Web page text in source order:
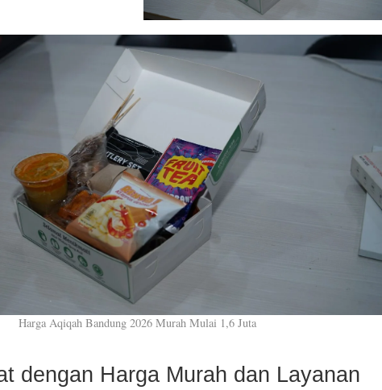
Harga Aqiqah Bandung 2026 Murah Mulai 1,6 Juta
dengan Harga Murah dan Layanan